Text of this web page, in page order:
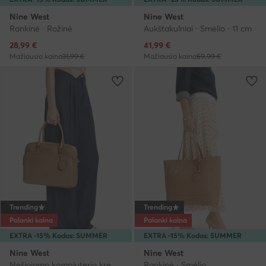
Nine West
Rankinė · Rožinė
Dabartinė kaina
28,99 €
Mažiausia kaina31,99 €
Nine West
Aukštakulniai · Smėlio · 11 cm
Dabartinė kaina
41,99 €
Mažiausia kaina59,99 €
EXTRA -15% Kodas: SUMMER
Trending
Palanki kaina
Nine West
EXTRA -15% Kodas: SUMMER
Trending
Palanki kaina
Nine West